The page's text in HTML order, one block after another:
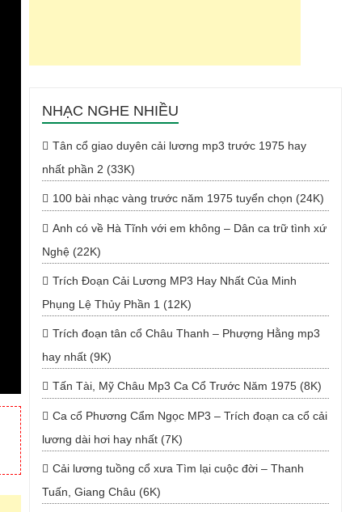
NHẠC NGHE NHIỀU
Tân cổ giao duyên cải lương mp3 trước 1975 hay
nhất phần 2 (33K)
100 bài nhạc vàng trước năm 1975 tuyển chọn (24K)
Anh có về Hà Tĩnh với em không – Dân ca trữ tình xứ
Nghệ (22K)
Trích Đoạn Cải Lương MP3 Hay Nhất Của Minh
Phụng Lệ Thủy Phần 1 (12K)
Trích đoạn tân cổ Châu Thanh – Phượng Hằng mp3
hay nhất (9K)
Tấn Tài, Mỹ Châu Mp3 Ca Cổ Trước Năm 1975 (8K)
Ca cổ Phương Cẩm Ngọc MP3 – Trích đoạn ca cổ cải
lương dài hơi hay nhất (7K)
Cải lương tuồng cổ xưa Tìm lại cuộc đời – Thanh
Tuấn, Giang Châu (6K)